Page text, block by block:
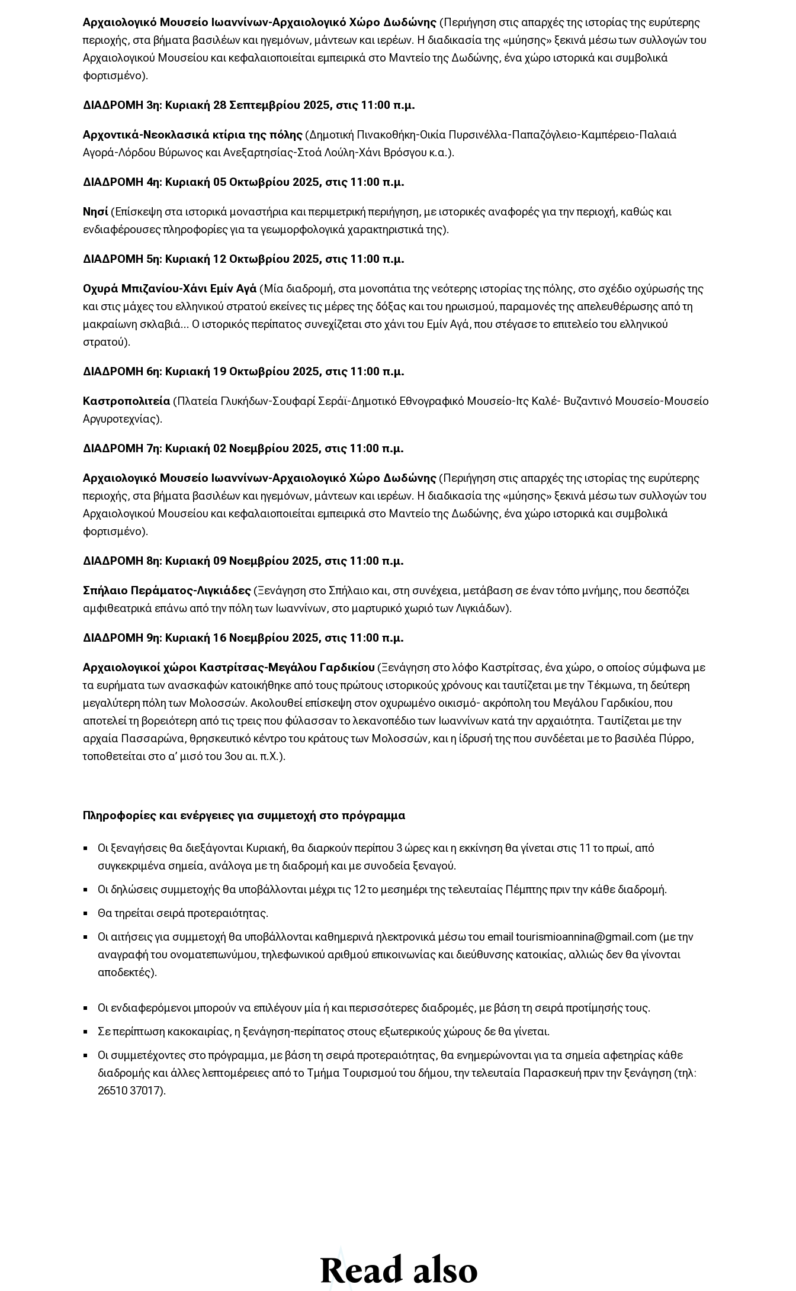
Αρχαιολογικό Μουσείο Ιωαννίνων-Αρχαιολογικό Χώρο Δωδώνης (Περιήγηση στις απαρχές της ιστορίας της ευρύτερης
περιοχής, στα βήματα βασιλέων και ηγεμόνων, μάντεων και ιερέων. Η διαδικασία της «μύησης» ξεκινά μέσω των συλλογών του
Αρχαιολογικού Μουσείου και κεφαλαιοποιείται εμπειρικά στο Μαντείο της Δωδώνης, ένα χώρο ιστορικά και συμβολικά
φορτισμένο).
ΔΙΑΔΡΟΜΗ 3η: Κυριακή 28 Σεπτεμβρίου 2025, στις 11:00 π.μ.
Αρχοντικά-Νεοκλασικά κτίρια της πόλης(Δημοτική Πινακοθήκη-Οικία Πυρσινέλλα-Παπαζόγλειο-Καμπέρειο-Παλαιά
Αγορά-Λόρδου Βύρωνος και Ανεξαρτησίας-Στοά Λούλη-Χάνι Βρόσγου κ.α.).
ΔΙΑΔΡΟΜΗ 4η: Κυριακή 05 Οκτωβρίου 2025, στις 11:00 π.μ.
Νησί(Επίσκεψη στα ιστορικά μοναστήρια και περιμετρική περιήγηση, με ιστορικές αναφορές για την περιοχή, καθώς και
ενδιαφέρουσες πληροφορίες για τα γεωμορφολογικά χαρακτηριστικά της).
ΔΙΑΔΡΟΜΗ 5η: Κυριακή 12 Οκτωβρίου 2025, στις 11:00 π.μ.
Οχυρά Μπιζανίου-Χάνι Εμίν Αγά (Μία διαδρομή, στα μονοπάτια της νεότερης ιστορίας της πόλης, στο σχέδιο οχύρωσής της
και στις μάχες του ελληνικού στρατού εκείνες τις μέρες της δόξας και του ηρωισμού, παραμονές της απελευθέρωσης από τη
μακραίωνη σκλαβιά… Ο ιστορικός περίπατος συνεχίζεται στο χάνι του Εμίν Αγά, που στέγασε το επιτελείο του ελληνικού
στρατού).
ΔΙΑΔΡΟΜΗ 6η: Κυριακή 19 Οκτωβρίου 2025, στις 11:00 π.μ.
Καστροπολιτεία (Πλατεία Γλυκήδων-Σουφαρί Σεράϊ-Δημοτικό Εθνογραφικό Μουσείο-Ιτς Καλέ- Βυζαντινό Μουσείο-Μουσείο
Αργυροτεχνίας).
ΔΙΑΔΡΟΜΗ 7η: Κυριακή 02 Νοεμβρίου 2025, στις 11:00 π.μ.
Αρχαιολογικό Μουσείο Ιωαννίνων-Αρχαιολογικό Χώρο Δωδώνης(Περιήγηση στις απαρχές της ιστορίας της ευρύτερης
περιοχής, στα βήματα βασιλέων και ηγεμόνων, μάντεων και ιερέων. Η διαδικασία της «μύησης» ξεκινά μέσω των συλλογών του
Αρχαιολογικού Μουσείου και κεφαλαιοποιείται εμπειρικά στο Μαντείο της Δωδώνης, ένα χώρο ιστορικά και συμβολικά
φορτισμένο).
ΔΙΑΔΡΟΜΗ 8η: Κυριακή 09 Νοεμβρίου 2025, στις 11:00 π.μ.
Σπήλαιο Περάματος-Λιγκιάδες(Ξενάγηση στο Σπήλαιο και, στη συνέχεια, μετάβαση σε έναν τόπο μνήμης, που δεσπόζει
αμφιθεατρικά επάνω από την πόλη των Ιωαννίνων, στο μαρτυρικό χωριό των Λιγκιάδων).
ΔΙΑΔΡΟΜΗ 9η: Κυριακή 16 Νοεμβρίου 2025, στις 11:00 π.μ.
Αρχαιολογικοί χώροι Καστρίτσας-Μεγάλου Γαρδικίου (Ξενάγηση στο λόφο Καστρίτσας, ένα χώρο, ο οποίος σύμφωνα με
τα ευρήματα των ανασκαφών κατοικήθηκε από τους πρώτους ιστορικούς χρόνους και ταυτίζεται με την Τέκμωνα, τη δεύτερη
μεγαλύτερη πόλη των Μολοσσών. Ακολουθεί επίσκεψη στον οχυρωμένο οικισμό- ακρόπολη του Μεγάλου Γαρδικίου, που
αποτελεί τη βορειότερη από τις τρεις που φύλασσαν το λεκανοπέδιο των Ιωαννίνων κατά την αρχαιότητα. Ταυτίζεται με την
αρχαία Πασσαρώνα, θρησκευτικό κέντρο του κράτους των Μολοσσών, και η ίδρυσή της που συνδέεται με το βασιλέα Πύρρο,
τοποθετείται στο α’ μισό του 3ου αι. π.X.).
Πληροφορίες και ενέργειες για συμμετοχή στο πρόγραμμα
Οι ξεναγήσεις θα διεξάγονται Κυριακή, θα διαρκούν περίπου 3 ώρες και η εκκίνηση θα γίνεται στις 11 το πρωί, από
συγκεκριμένα σημεία, ανάλογα με τη διαδρομή και με συνοδεία ξεναγού.
Οι δηλώσεις συμμετοχής θα υποβάλλονται μέχρι τις 12 το μεσημέρι της τελευταίας Πέμπτης πριν την κάθε διαδρομή.
Θα τηρείται σειρά προτεραιότητας.
Οι αιτήσεις για συμμετοχή θα υποβάλλονται καθημερινά ηλεκτρονικά μέσω του email tourismioannina@gmail.com (με την
αναγραφή του ονοματεπωνύμου, τηλεφωνικού αριθμού επικοινωνίας και διεύθυνσης κατοικίας, αλλιώς δεν θα γίνονται
αποδεκτές).
Οι ενδιαφερόμενοι μπορούν να επιλέγουν μία ή και περισσότερες διαδρομές, με βάση τη σειρά προτίμησής τους.
Σε περίπτωση κακοκαιρίας, η ξενάγηση-περίπατος στους εξωτερικούς χώρους δε θα γίνεται.
Οι συμμετέχοντες στο πρόγραμμα, με βάση τη σειρά προτεραιότητας, θα ενημερώνονται για τα σημεία αφετηρίας κάθε
διαδρομής και άλλες λεπτομέρειες από το Τμήμα Τουρισμού του δήμου, την τελευταία Παρασκευή πριν την ξενάγηση (τηλ:
26510 37017).
Read also